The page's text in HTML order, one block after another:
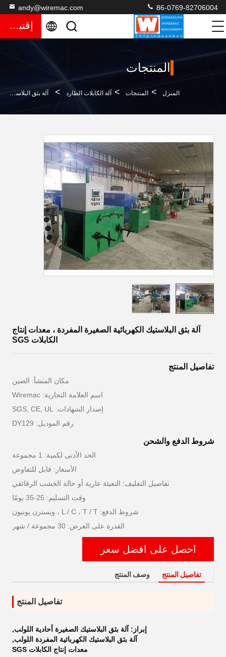
andy@wiremac.com 86-0769-82706004
إقتباس
المنتجات
المنزل > المنتجات > آلة الكابلات الطارد > آلة بثق البلاستيك الكهربائية الصغيرة المفردة ، معدات إنتاج الكابلات SGS
آلة بثق البلاستيك الكهربائية الصغيرة المفردة ، معدات إنتاج
الكابلات SGS
تفاصيل المنتج
مكان المنشأ: الصين
اسم العلامة التجارية: Wiremac
إصدار الشهادات: SGS, CE, UL
رقم الموديل: DY129
شروط الدفع والشحن
الحد الأدنى لكمية: 1 مجموعة
الأسعار: قابل للتفاوض
تفاصيل التغليف: التعبئة عارية أو حالة الخشب الرقائقي
وقت التسليم: 25-35 يومًا
شروط الدفع: L / C ، T / T ، ويسترن يونيون
القدرة على العرض: 30 مجموعة / شهر
احصل على افضل سعر
تفاصيل المنتج وصف المنتج
تفاصيل المنتج
إبراز: آلة بثق البلاستيك الصغيرة أحادية اللولب,
آلة بثق البلاستيك الكهربائية المفردة اللولب,
معدات إنتاج الكابلات SGS